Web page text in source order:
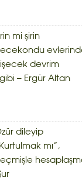
mi şirin
devrim
– Ergür Altan
dileyip
mı”,